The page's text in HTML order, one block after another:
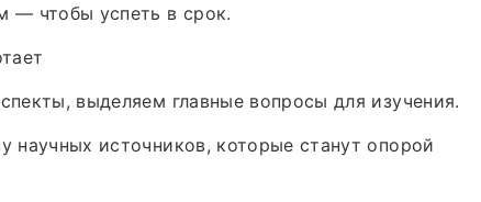
— чтобы успеть в срок.
выделяем главные вопросы для изучения.
научных источников, которые станут опорой